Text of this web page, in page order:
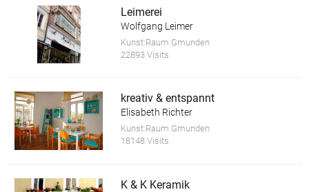
Leimerei
Wolfgang Leimer
Kunst:Raum Gmunden
22893 Visits
kreativ & entspannt
Elisabeth Richter
Kunst:Raum Gmunden
18148 Visits
K & K Keramik